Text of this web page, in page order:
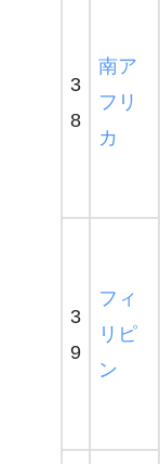
3
8
南ア
フリ
カ
3
9
フィ
リピ
ン